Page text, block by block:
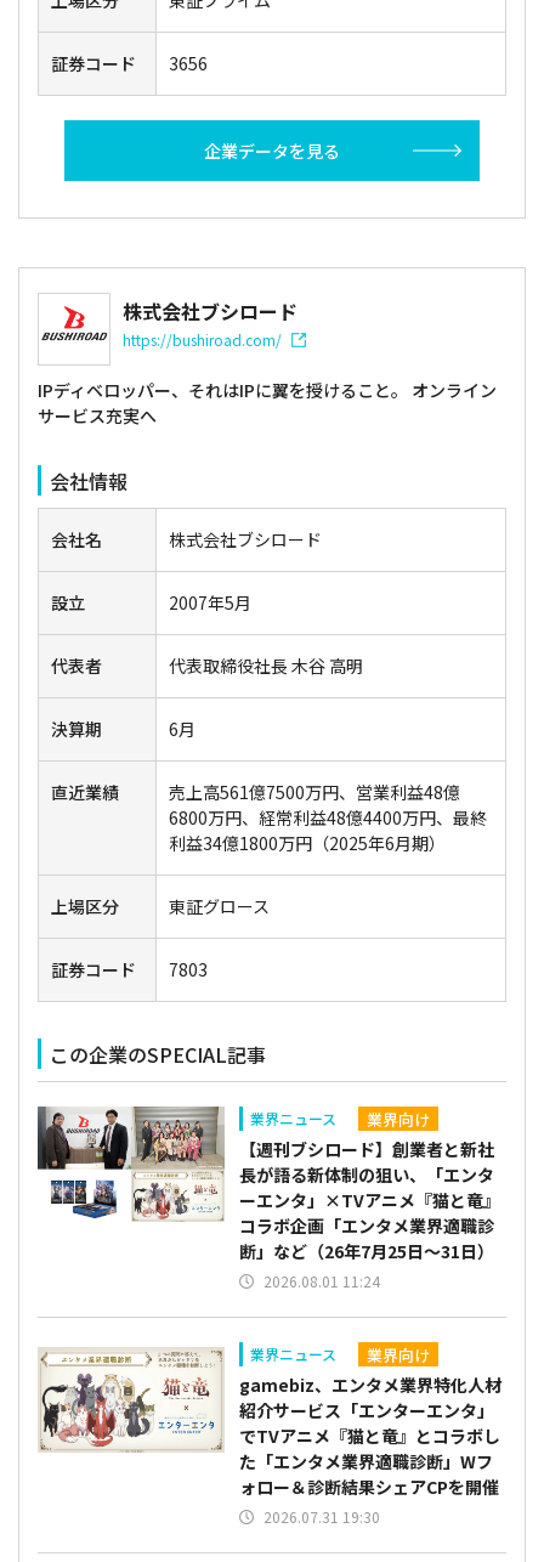
証券コード 3656
企業データを見る
株式会社ブシロード
https://bushiroad.com/
IPディベロッパー、それはIPに翼を授けること。 オンライン
サービス充実へ
会社情報
会社名 株式会社ブシロード
設立 2007年5月
代表者 代表取締役社長 木谷 高明
決算期 6月
直近業績
売上高561億7500万円、営業利益48億
6800万円、経常利益48億4400万円、最終
利益34億1800万円（2025年6月期）
上場区分 東証グロース
証券コード 7803
この企業のSPECIAL記事
業界ニュース 業界向け
【週刊ブシロード】創業者と新社
長が語る新体制の狙い、「エンタ
ーエンタ」×TVアニメ『猫と竜』
コラボ企画「エンタメ業界適職診
断」など（26年7月25日～31日）
2026.08.01 11:24
業界ニュース 業界向け
gamebiz、エンタメ業界特化人材
紹介サービス「エンターエンタ」
でTVアニメ『猫と竜』とコラボし
た「エンタメ業界適職診断」Wフ
ォロー＆診断結果シェアCPを開催
2026.07.31 19:30